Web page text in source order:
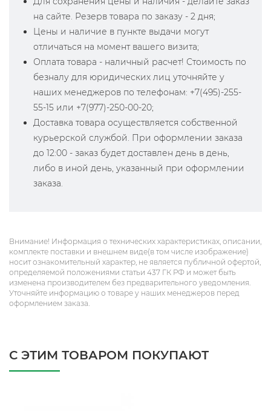
на сайте. Резерв товара по заказу - 2 дня;
Цены и наличие в пункте выдачи могут
отличаться на момент вашего визита;
Оплата товара - наличный расчет! Стоимость по
безналу для юридических лиц уточняйте у
наших менеджеров по телефонам: +7(495)-255-
55-15 или +7(977)-250-00-20;
Доставка товара осуществляется собственной
курьерской службой. При оформлении заказа
до 12:00 - заказ будет доставлен день в день,
либо в иной день, указанный при оформлении
заказа.
Внимание! Информация о технических характеристиках, описании,
комплекте поставки и внешнем виде(в том числе изображение)
носит ознакомительный характер, не является публичной офертой,
определяемой положениями статьи 437 ГК РФ и может быть
изменена производителем без предварительного уведомления.
Уточняйте информацию о товаре у наших менеджеров перед
оформлением заказа.
С ЭТИМ ТОВАРОМ ПОКУПАЮТ